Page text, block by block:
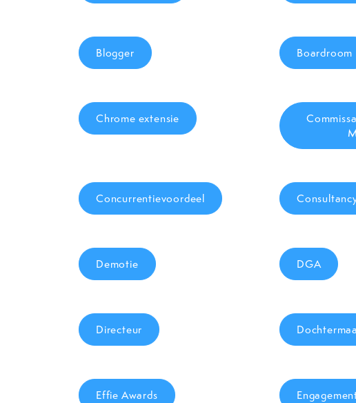
Blogger Boardroom
Chrome extensie
Concurrentievoordeel
Demotie DGA
Directeur
Effie Awards